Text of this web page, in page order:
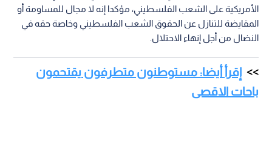
الأمريكية على الشعب الفلسطيني، مؤكدا إنه لا مجال للمساومة أو
المقايضة للتنازل عن الحقوق الشعب الفلسطيني وخاصة حقه في
النضال من أجل إنهاء الاحتلال.
إقرأ أيضا: مستوطنون متطرفون يقتحمون
باحات الاقصى